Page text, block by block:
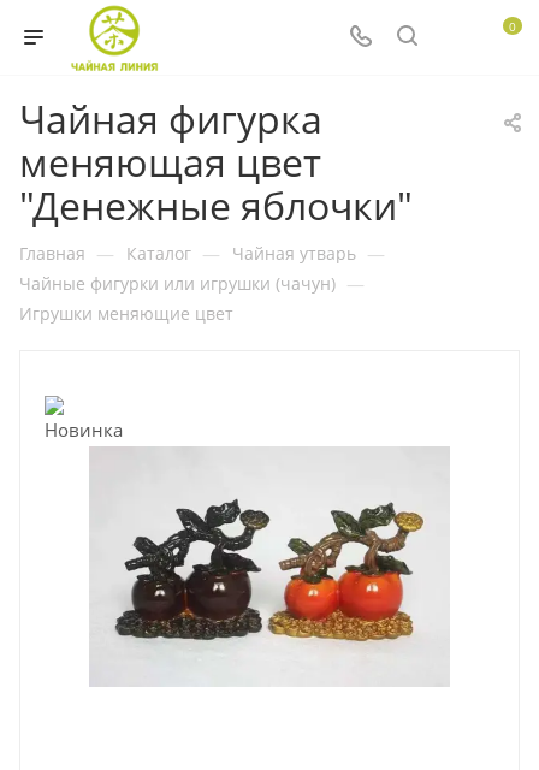
0
Чайная фигурка
меняющая цвет
"Денежные яблочки"
Главная — Каталог — Чайная утварь —
Чайные фигурки или игрушки (чачун) —
Игрушки меняющие цвет